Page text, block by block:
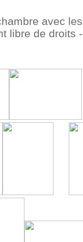
avec
libre de droits -